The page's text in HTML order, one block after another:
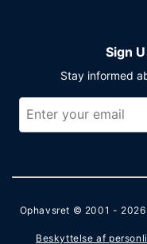
Sign
Stay informed
Ophavsret © 2001 - 2026
Beskyttelse af